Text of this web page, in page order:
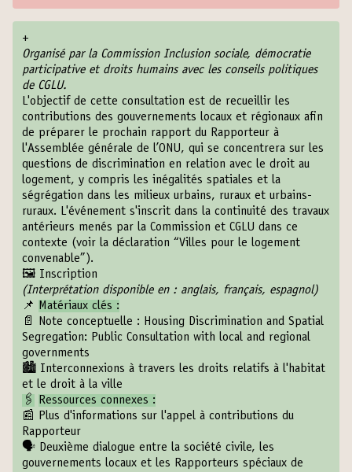
+
Organisé par la Commission Inclusion sociale, démocratie
participative et droits humains avec les conseils politiques
de CGLU.
L'objectif de cette consultation est de recueillir les
contributions des gouvernements locaux et régionaux afin
de préparer le prochain rapport du Rapporteur à
l'Assemblée générale de l’ONU, qui se concentrera sur les
questions de discrimination en relation avec le droit au
logement, y compris les inégalités spatiales et la
ségrégation dans les milieux urbains, ruraux et urbains-
ruraux. L'événement s'inscrit dans la continuité des travaux
antérieurs menés par la Commission et CGLU dans ce
contexte (voir la déclaration “Villes pour le logement
convenable”).
🖼️ Inscription
(Interprétation disponible en : anglais, français, espagnol)
📌
Matériaux clés :
📄 Note conceptuelle : Housing Discrimination and Spatial
Segregation: Public Consultation with local and regional
governments
🏙 Interconnexions à travers les droits relatifs à l'habitat
et le droit à la ville
🖇
Ressources connexes :
📰
Plus d'informations sur l'appel à contributions du
Rapporteur
🗣 Deuxième dialogue entre la société civile, les
gouvernements locaux et les Rapporteurs spéciaux de